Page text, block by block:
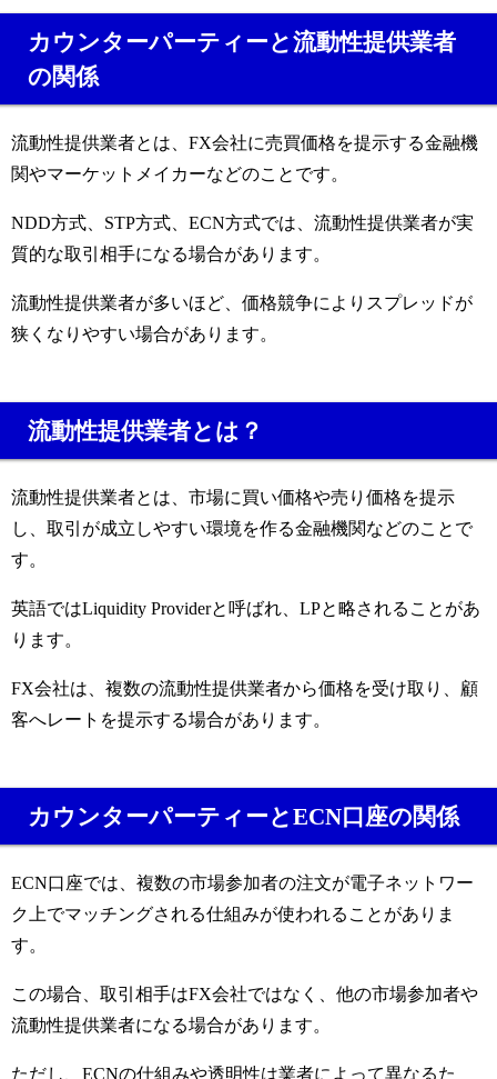
カウンターパーティーと流動性提供業者
の関係
流動性提供業者とは、FX会社に売買価格を提示する金融機
関やマーケットメイカーなどのことです。
NDD方式、STP方式、ECN方式では、流動性提供業者が実
質的な取引相手になる場合があります。
流動性提供業者が多いほど、価格競争によりスプレッドが
狭くなりやすい場合があります。
流動性提供業者とは？
流動性提供業者とは、市場に買い価格や売り価格を提示
し、取引が成立しやすい環境を作る金融機関などのことで
す。
英語ではLiquidity Providerと呼ばれ、LPと略されることがあ
ります。
FX会社は、複数の流動性提供業者から価格を受け取り、顧
客へレートを提示する場合があります。
カウンターパーティーとECN口座の関係
ECN口座では、複数の市場参加者の注文が電子ネットワー
ク上でマッチングされる仕組みが使われることがありま
す。
この場合、取引相手はFX会社ではなく、他の市場参加者や
流動性提供業者になる場合があります。
ただし、ECNの仕組みや透明性は業者によって異なるた